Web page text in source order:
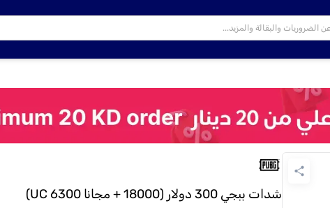
شدات ببجي 300 دولار (18000 + مجانا 6300 UC)